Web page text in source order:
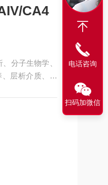
CA4
分子生物学、
层析介质、磁
电话咨询
扫码加微信